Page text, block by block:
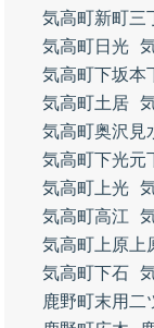
気高町新町三
気高町日光
気高町下坂本
気高町土居
気高町奥沢見
気高町下光元
気高町上光
気高町高江
気高町上原上
気高町下石
鹿野町末用二